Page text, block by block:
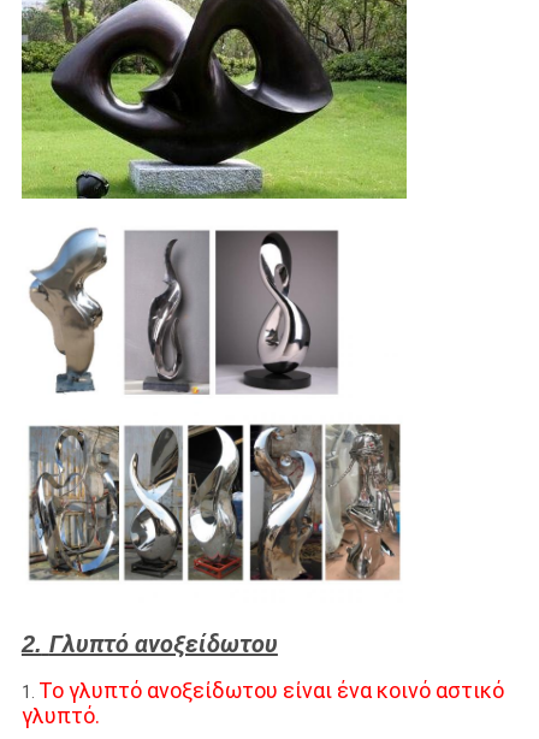
2. Γλυπτό ανοξείδωτου
1. Το γλυπτό ανοξείδωτου είναι ένα κοινό αστικό
γλυπτό.